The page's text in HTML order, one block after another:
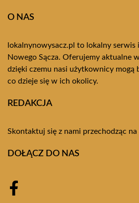
O NAS
lokalnynowysacz.pl to lokalny serwis
Nowego Sącza. Oferujemy aktualne
dzięki czemu nasi użytkownicy mogą
co dzieje się w ich okolicy.
REDAKCJA
Skontaktuj się z nami przechodząc
DOŁĄCZ DO NAS